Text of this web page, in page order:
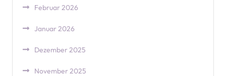
Februar 2026
Januar 2026
Dezember 2025
November 2025